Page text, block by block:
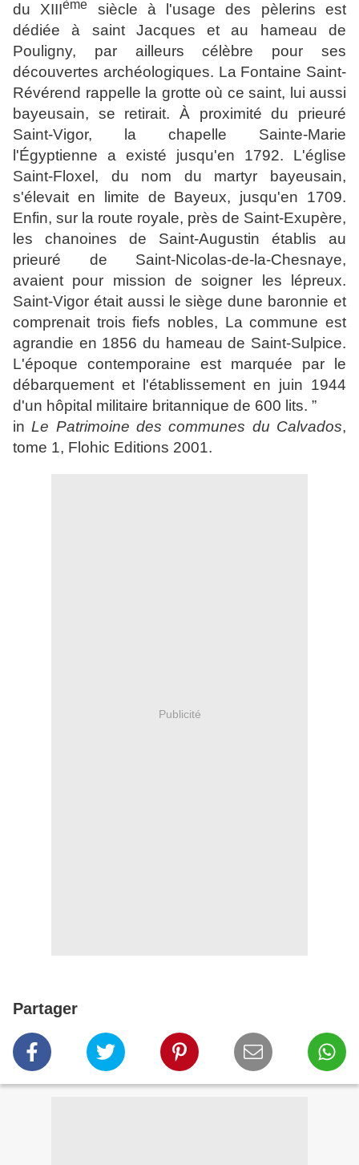
du XIIIème
siècle à l'usage des pèlerins est
dédiée à saint Jacques et au hameau de
Pouligny, par ailleurs célèbre pour ses
découvertes archéologiques. La Fontaine Saint-
Révérend rappelle la grotte où ce saint, lui aussi
bayeusain, se retirait. À proximité du prieuré
Saint-Vigor, la chapelle Sainte-Marie
l'Égyptienne a existé jusqu'en 1792. L'église
Saint-Floxel, du nom du martyr bayeusain,
s'élevait en limite de Bayeux, jusqu'en 1709.
Enfin, sur la route royale, près de Saint-Exupère,
les chanoines de Saint-Augustin établis au
prieuré de Saint-Nicolas-de-la-Chesnaye,
avaient pour mission de soigner les lépreux.
Saint-Vigor était aussi le siège dune baronnie et
comprenait trois fiefs nobles, La commune est
agrandie en 1856 du hameau de Saint-Sulpice.
L'époque contemporaine est marquée par le
débarquement et l'établissement en juin 1944
d'un hôpital militaire britannique de 600 lits. ”
inLe Patrimoine des communes du Calvados,
tome 1, Flohic Editions 2001.
Publicité
Partager